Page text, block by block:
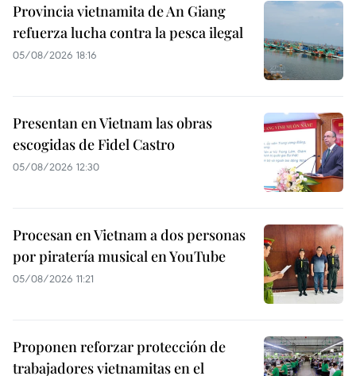
Provincia vietnamita de An Giang
refuerza lucha contra la pesca ilegal
05/08/2026 18:16
Presentan en Vietnam las obras
escogidas de Fidel Castro
05/08/2026 12:30
Procesan en Vietnam a dos personas
por piratería musical en YouTube
05/08/2026 11:21
Proponen reforzar protección de
trabajadores vietnamitas en el